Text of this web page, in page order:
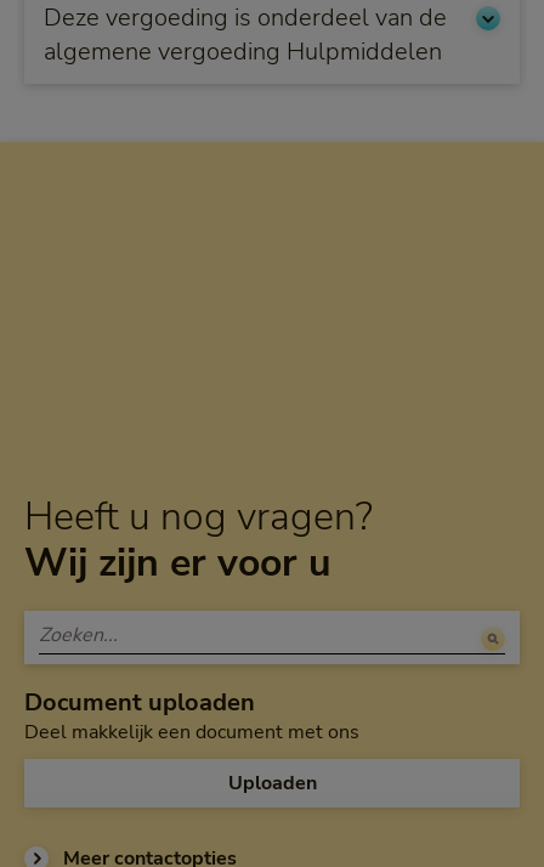
Deze vergoeding is onderdeel van de
algemene vergoeding Hulpmiddelen
Heeft u nog vragen?
Wij zijn er voor u
Document uploaden
Deel makkelijk een document met ons
Uploaden
Meer contactopties